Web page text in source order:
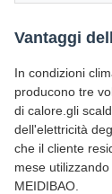
Vantaggi
In condizioni
producono tre
di calore.gli
dell'elettricità
che il cliente
mese
MEIDIBAO.